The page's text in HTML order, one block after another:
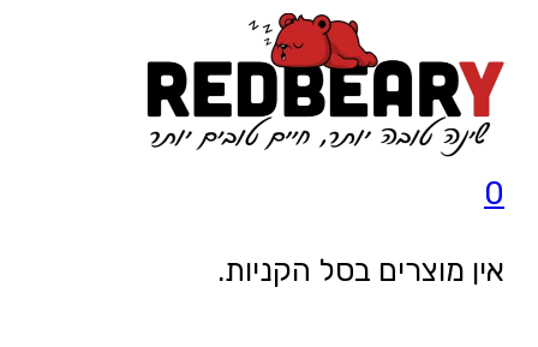
0
אין מוצרים בסל הקניות.